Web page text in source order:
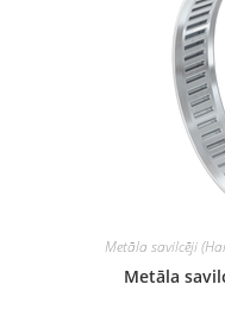
Metāla savilcēji
Metāla